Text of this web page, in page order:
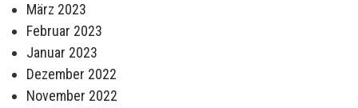
März 2023
Februar 2023
Januar 2023
Dezember 2022
November 2022